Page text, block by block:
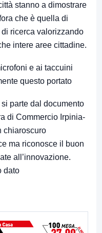
stanno a dimostrare
che è quella di
ricerca valorizzando
intere aree cittadine.
e ai taccuini
questo portato
parte dal documento
di Commercio Irpinia-
chiaroscuro
ma riconosce il buon
all’innovazione.
dato